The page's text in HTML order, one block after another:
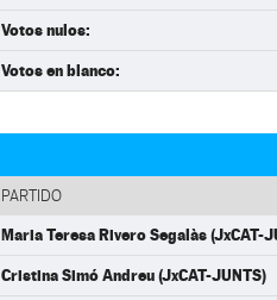
Votos nulos:
Votos en blanco:
PARTIDO
Maria Teresa Rivero Segalàs (JxCAT-
Cristina Simó Andreu (JxCAT-JUNTS)